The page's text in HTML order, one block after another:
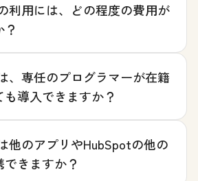
利用には、どの程度の費用が
、専任のプログラマーが在籍
も導入できますか？
他のアプリやHubSpotの他の
きますか？